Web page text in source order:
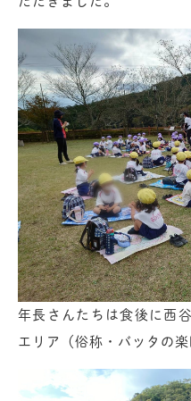
年長さんたちは食後に西
エリア（俗称・バッタの楽